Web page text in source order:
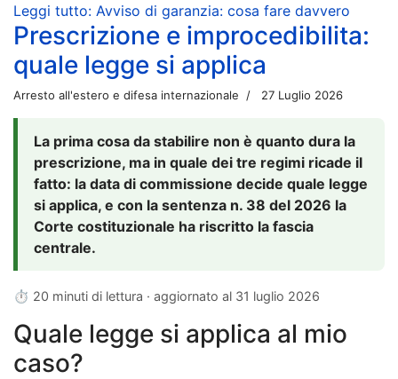
Leggi tutto: Avviso di garanzia: cosa fare davvero
Prescrizione e improcedibilita:
quale legge si applica
Arresto all'estero e difesa internazionale 27 Luglio 2026
La prima cosa da stabilire non è quanto dura la
prescrizione, ma in quale dei tre regimi ricade il
fatto: la data di commissione decide quale legge
si applica, e con la sentenza n. 38 del 2026 la
Corte costituzionale ha riscritto la fascia
centrale.
⏱ 20 minuti di lettura · aggiornato al 31 luglio 2026
Quale legge si applica al mio
caso?